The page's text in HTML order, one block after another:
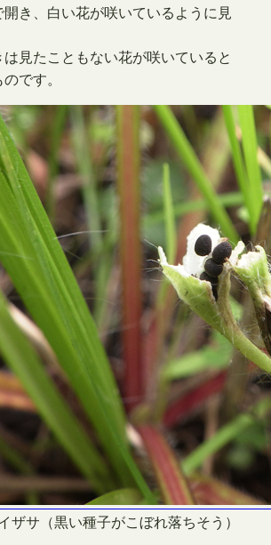
き、白い花が咲いているように見
見たこともない花が咲いていると
です。
ザサ（黒い種子がこぼれ落ちそう）